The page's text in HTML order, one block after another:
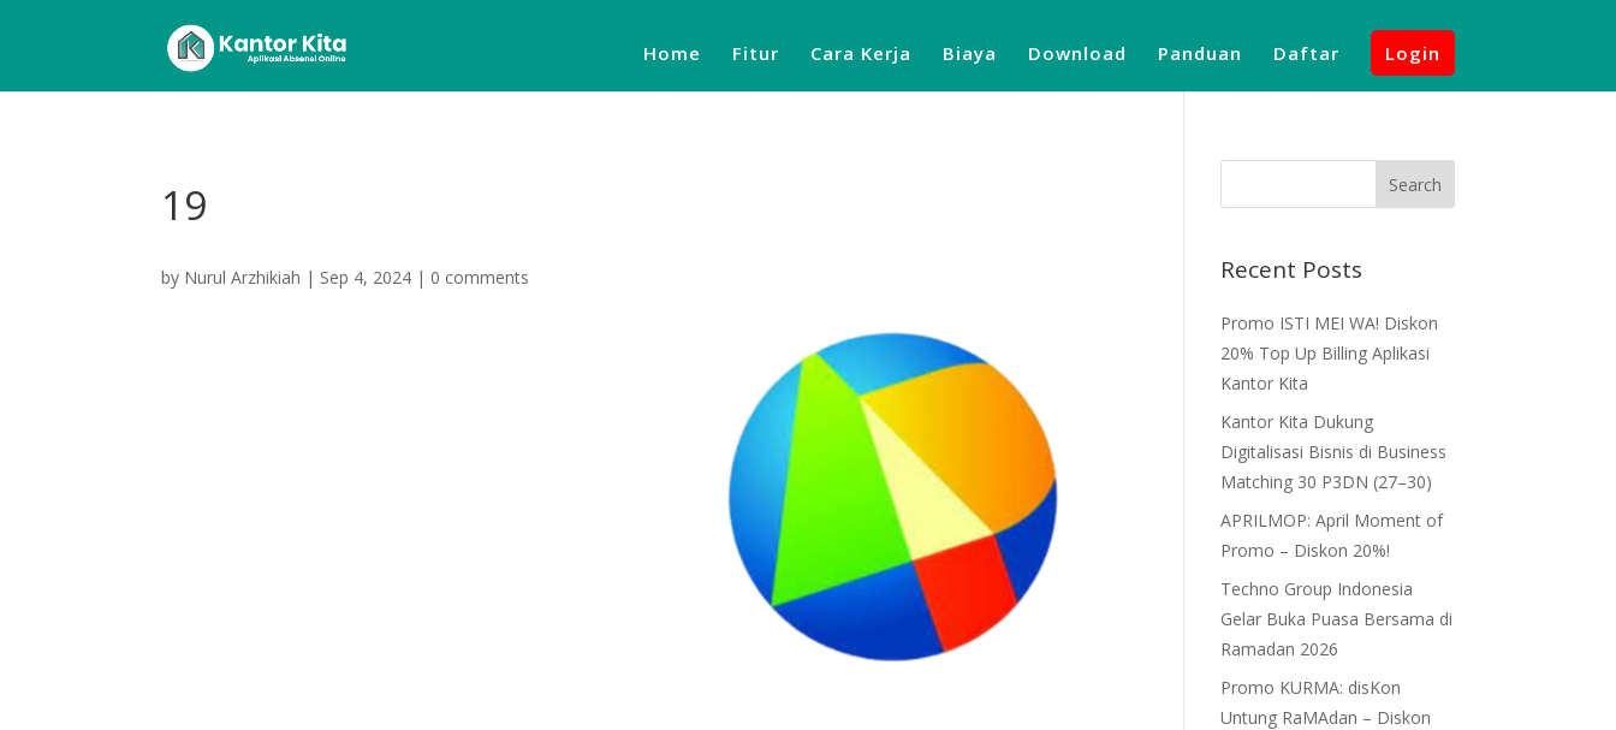
Home Fitur Cara Kerja Biaya Download Panduan Daftar Login
19
by Nurul Arzhikiah | Sep 4, 2024 | 0 comments Recent Posts
Promo ISTI MEI WA! Diskon
20% Top Up Billing Aplikasi
Kantor Kita
Kantor Kita Dukung
Digitalisasi Bisnis di Business
Matching 30 P3DN (27–30)
APRILMOP: April Moment of
Promo – Diskon 20%!
Techno Group Indonesia
Gelar Buka Puasa Bersama di
Ramadan 2026
Promo KURMA: disKon
Untung RaMAdan – Diskon